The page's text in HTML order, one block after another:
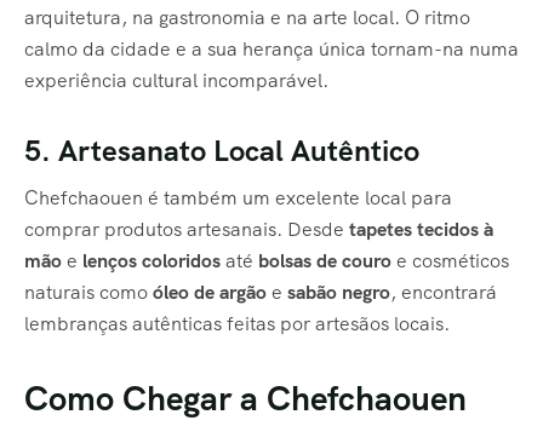
arquitetura, na gastronomia e na arte local. O ritmo
calmo da cidade e a sua herança única tornam-na numa
experiência cultural incomparável.
5. Artesanato Local Autêntico
Chefchaouen é também um excelente local para
comprar produtos artesanais. Desde tapetes tecidos à
mãoe lenços coloridosaté bolsas de couroe cosméticos
naturais comoóleo de argãoe sabão negro, encontrará
lembranças autênticas feitas por artesãos locais.
Como Chegar a Chefchaouen